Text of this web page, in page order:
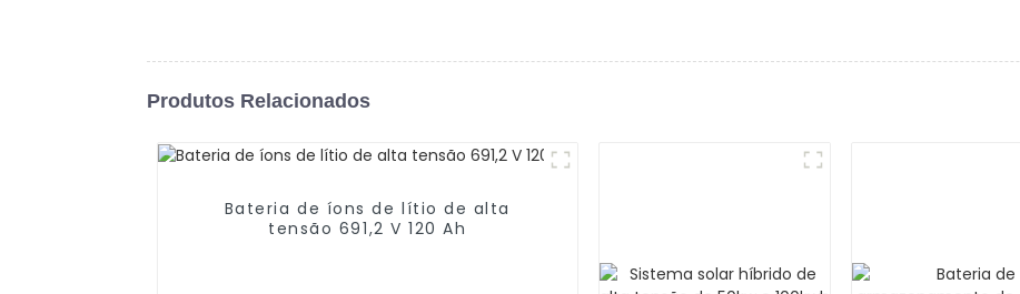
Produtos Relacionados
Bateria de íons de lítio de alta
tensão 691,2 V 120 Ah